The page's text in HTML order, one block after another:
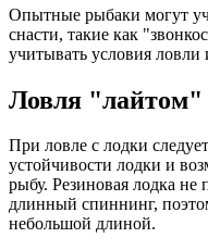
Опытные рыбаки могут
снасти, такие как
учитывать условия
Ловля "лайтом"
При ловле с лодки
устойчивости лодки и
рыбу. Резиновая лодка не
длинный спиннинг,
небольшой длиной.